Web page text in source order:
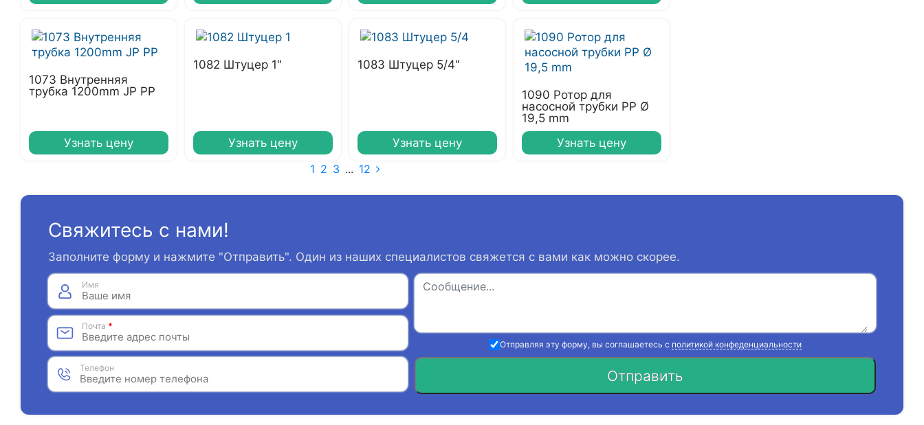
1073 Внутренняя
трубка 1200mm JP PP
Узнать цену
1082 Штуцер 1"
Узнать цену
1083 Штуцер 5/4"
Узнать цену
1090 Ротор для
насосной трубки РР Ø
19,5 mm
Узнать цену
1 2 3 ... 12
Свяжитесь с нами!
Заполните форму и нажмите "Отправить". Один из наших специалистов свяжется с вами как можно скорее.
Имя
Почта *
Телефон
Отправляя эту форму, вы соглашаетесь с политикой конфеденциальности
Отправить